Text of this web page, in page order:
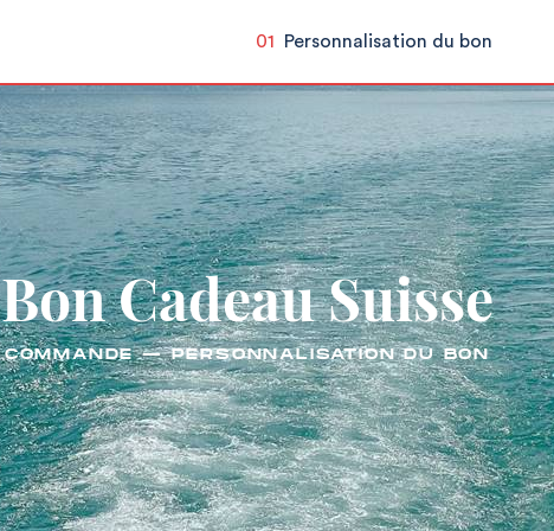
01 Personnalisation du bon
Bon Cadeau Suisse
COMMANDE — PERSONNALISATION DU BON